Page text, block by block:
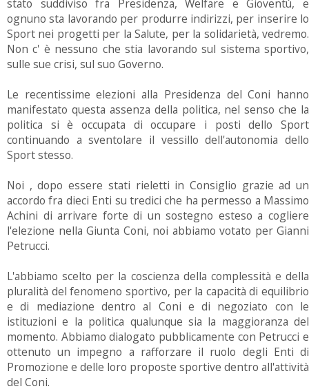
stato suddiviso fra Presidenza, Welfare e Gioventù, e
ognuno sta lavorando per produrre indirizzi, per inserire lo
Sport nei progetti per la Salute, per la solidarietà, vedremo.
Non c' è nessuno che stia lavorando sul sistema sportivo,
sulle sue crisi, sul suo Governo.
Le recentissime elezioni alla Presidenza del Coni hanno
manifestato questa assenza della politica, nel senso che la
politica si è occupata di occupare i posti dello Sport
continuando a sventolare il vessillo dell'autonomia dello
Sport stesso.
Noi , dopo essere stati rieletti in Consiglio grazie ad un
accordo fra dieci Enti su tredici che ha permesso a Massimo
Achini di arrivare forte di un sostegno esteso a cogliere
l'elezione nella Giunta Coni, noi abbiamo votato per Gianni
Petrucci.
L'abbiamo scelto per la coscienza della complessità e della
pluralità del fenomeno sportivo, per la capacità di equilibrio
e di mediazione dentro al Coni e di negoziato con le
istituzioni e la politica qualunque sia la maggioranza del
momento. Abbiamo dialogato pubblicamente con Petrucci e
ottenuto un impegno a rafforzare il ruolo degli Enti di
Promozione e delle loro proposte sportive dentro all'attività
del Coni.